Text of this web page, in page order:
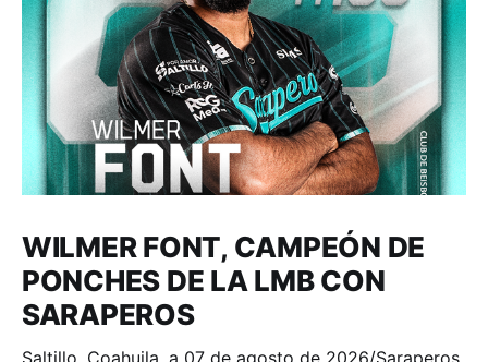
WILMER FONT, CAMPEÓN DE
PONCHES DE LA LMB CON
SARAPEROS